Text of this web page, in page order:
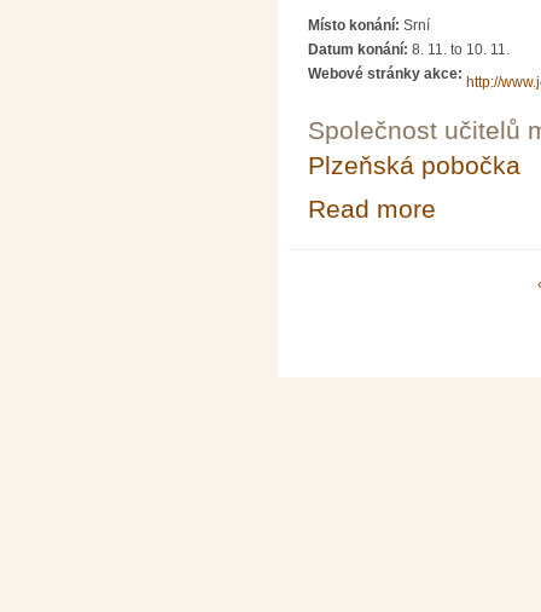
Místo konání: Srní
Datum konání: 8. 11. to 10. 11.
Webové stránky akce:
http://
Společnost učitelů
Plzeňská pobočka
Read more